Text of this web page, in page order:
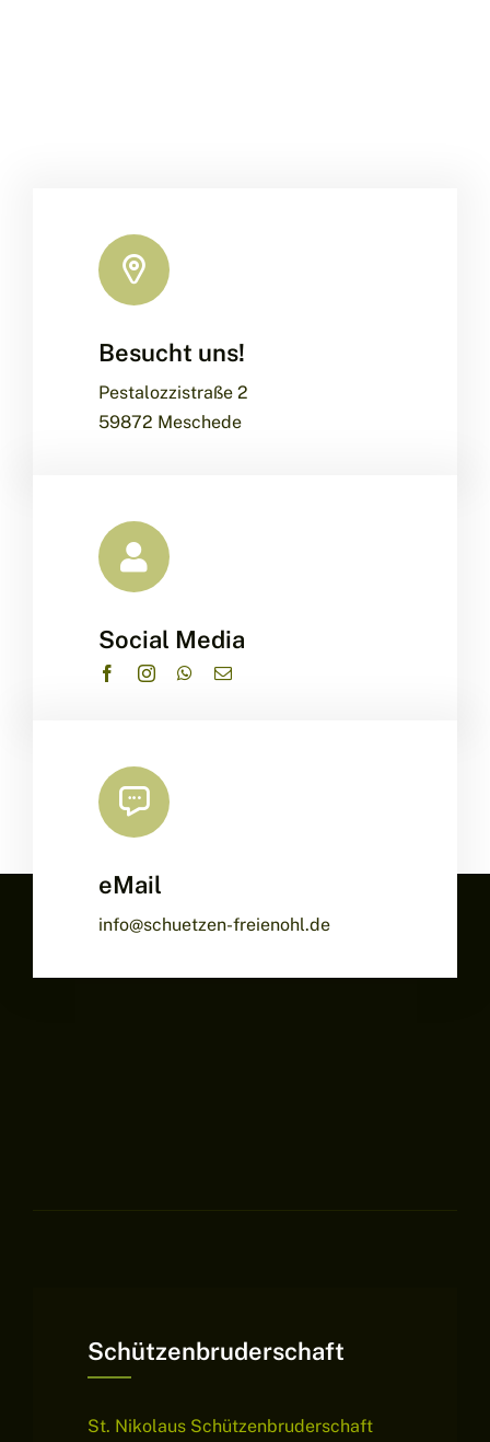
Besucht uns!
Pestalozzistraße 2
59872 Meschede
Social Media
eMail
info@schuetzen-freienohl.de
Schützenbruderschaft
St. Nikolaus Schützenbruderschaft